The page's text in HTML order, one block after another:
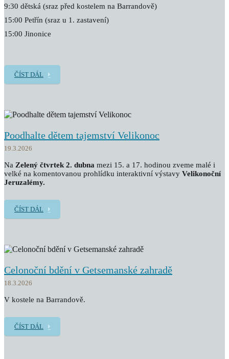
9:30 dětská (sraz před kostelem na Barrandově)
15:00 Petřín (sraz u 1. zastavení)
15:00 Jinonice
ČÍST DÁL
Poodhalte dětem tajemství Velikonoc
19.3.2026
Na Zelený čtvrtek 2. dubna mezi 15. a 17. hodinou zveme malé i
velké na komentovanou prohlídku interaktivní výstavy Velikonoční
Jeruzalémy.
ČÍST DÁL
Celonoční bdění v Getsemanské zahradě
18.3.2026
V kostele na Barrandově.
ČÍST DÁL